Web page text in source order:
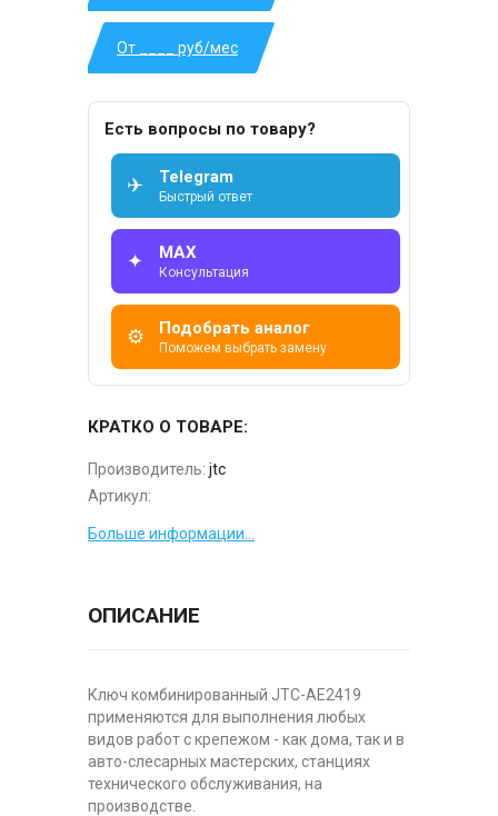
От ____ руб/мес
Есть вопросы по товару?
✈ Telegram
Быстрый ответ
✦ MAX
Консультация
⚙ Подобрать аналог
Поможем выбрать замену
КРАТКО О ТОВАРЕ:
Производитель: jtc
Артикул:
Больше информации...
ОПИСАНИЕ
Ключ комбинированный JTC-AE2419
применяются для выполнения любых
видов работ с крепежом - как дома, так и в
авто-слесарных мастерских, станциях
технического обслуживания, на
производстве.